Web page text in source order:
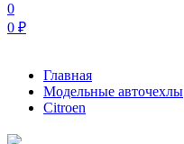
0
0 ₽
Главная
Модельные авточехлы
Citroen